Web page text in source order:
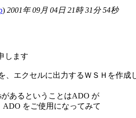
) 2001年 09月 04日 21時 31分 54秒
します
、エクセルに出力するＷＳＨを作成
があるということはADO が
をご使用になってみて